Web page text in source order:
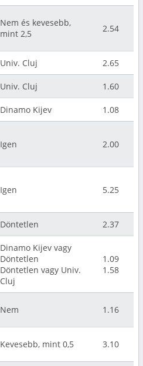
Nem és kevesebb,
mint 2,5
2.54
Univ. Cluj 2.65
Univ. Cluj 1.60
Dinamo Kijev 1.08
Igen 2.00
Igen 5.25
Döntetlen 2.37
Dinamo Kijev vagy
Döntetlen
Döntetlen vagy Univ.
Cluj
1.09
1.58
Nem 1.16
Kevesebb, mint 0,5 3.10